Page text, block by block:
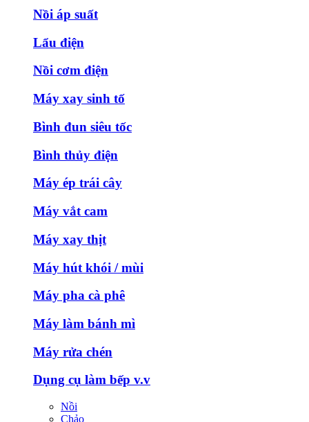
Nồi áp suất
Lẩu điện
Nồi cơm điện
Máy xay sinh tố
Bình đun siêu tốc
Bình thủy điện
Máy ép trái cây
Máy vắt cam
Máy xay thịt
Máy hút khói / mùi
Máy pha cà phê
Máy làm bánh mì
Máy rửa chén
Dụng cụ làm bếp v.v
Nồi
Chảo